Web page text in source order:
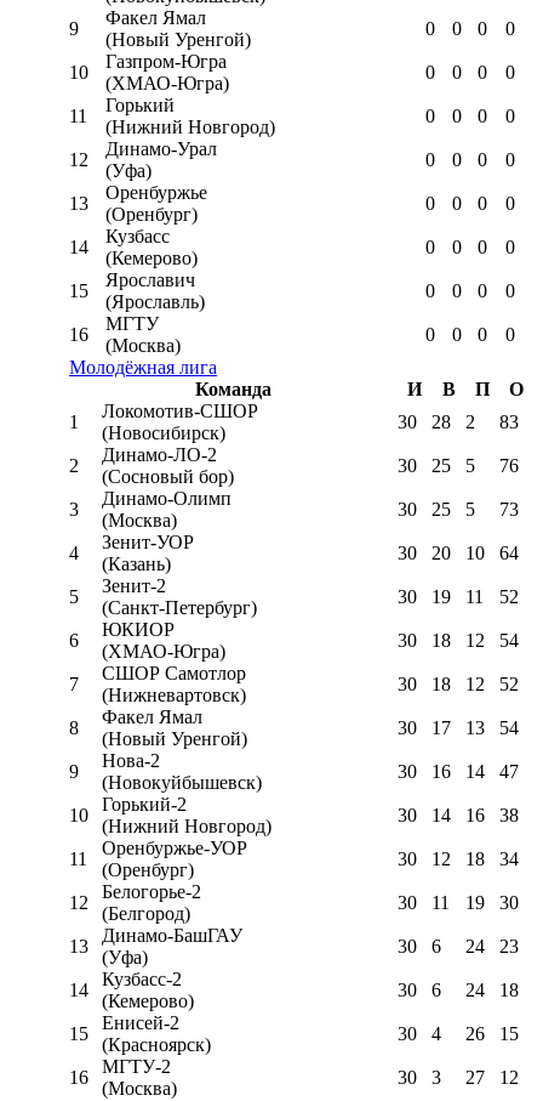
9
Факел Ямал
(Новый Уренгой)
0 0 0 0
10
Газпром-Югра
(ХМАО-Югра)
0 0 0 0
11
Горький
(Нижний Новгород)
0 0 0 0
12
Динамо-Урал
(Уфа)
0 0 0 0
13
Оренбуржье
(Оренбург)
0 0 0 0
14
Кузбасс
(Кемерово)
0 0 0 0
15
Ярославич
(Ярославль)
0 0 0 0
16
МГТУ
(Москва)
0 0 0
0
Молодёжная лига
Команда
И В П
О
1
Локомотив-CШОР
(Новосибирск)
30 28 2 83
2
Динамо-ЛО-2
(Сосновый бор)
30 25 5 76
3
Динамо-Олимп
(Москва)
30 25 5 73
4
Зенит-УОР
(Казань)
30 20 10 64
5
Зенит-2
(Санкт-Петербург)
30 19 11 52
6
ЮКИОР
(ХМАО-Югра)
30 18 12 54
7
СШОР Самотлор
(Нижневартовск)
30 18 12 52
8
Факел Ямал
(Новый Уренгой)
30 17 13 54
9
Нова-2
(Новокуйбышевск)
30 16 14 47
10
Горький-2
(Нижний Новгород)
30 14 16 38
11
Оренбуржье-УОР
(Оренбург)
30 12 18 34
12
Белогорье-2
(Белгород)
30 11 19 30
13
Динамо-БашГАУ
(Уфа)
30 6 24 23
14
Кузбасс-2
(Кемерово)
30 6 24 18
15
Енисей-2
(Красноярск)
30 4 26 15
16
МГТУ-2
(Москва)
30 3 27 12